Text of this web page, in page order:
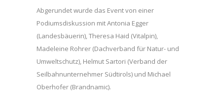
Abgerundet wurde das Event von einer
Podiumsdiskussion mit Antonia Egger
(Landesbäuerin), Theresa Haid (Vitalpin),
Madeleine Rohrer (Dachverband für Natur- und
Umweltschutz), Helmut Sartori (Verband der
Seilbahnunternehmer Südtirols) und Michael
Oberhofer (Brandnamic).